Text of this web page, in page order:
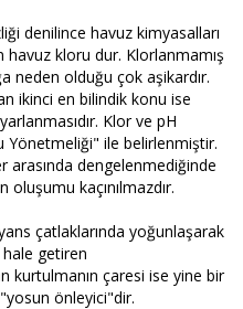
denilince havuz kimyasalları
havuz kloru dur. Klorlanmamış
neden olduğu çok aşikardır.
ikinci en bilindik konu ise
Klor ve pH
Yönetmeliği" ile belirlenmiştir.
arasında dengelenmediğinde
kaçınılmazdır.
çatlaklarında yoğunlaşarak
getiren
kurtulmanın çaresi ise yine bir
önleyici"dir.